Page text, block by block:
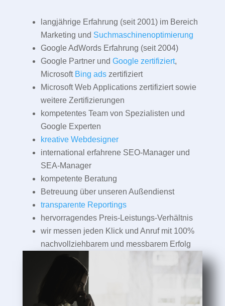
langjährige Erfahrung (seit 2001) im Bereich
Marketing und Suchmaschinenoptimierung
Google AdWords Erfahrung (seit 2004)
Google Partner und Google zertifiziert,
Microsoft Bing adszertifiziert
Microsoft Web Applications zertifiziert sowie
weitere Zertifizierungen
kompetentes Team von Spezialisten und
Google Experten
kreative Webdesigner
international erfahrene SEO-Manager und
SEA-Manager
kompetente Beratung
Betreuung über unseren Außendienst
transparente Reportings
hervorragendes Preis-Leistungs-Verhältnis
wir messen jeden Klick und Anruf mit 100%
nachvollziehbarem und messbarem Erfolg